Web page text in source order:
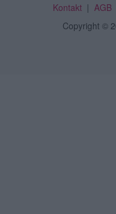
Kontakt| AGB
Copyright ©